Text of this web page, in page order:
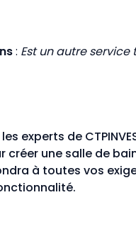
: Est un autre service
experts de
créer une salle de
à toutes vos